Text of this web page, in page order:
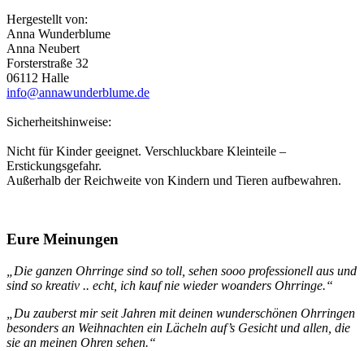
Hergestellt von:
Anna Wunderblume
Anna Neubert
Forsterstraße 32
06112 Halle
info@annawunderblume.de
Sicherheitshinweise:
Nicht für Kinder geeignet. Verschluckbare Kleinteile –
Erstickungsgefahr.
Außerhalb der Reichweite von Kindern und Tieren aufbewahren.
Eure Meinungen
„Die ganzen Ohrringe sind so toll, sehen sooo professionell aus und
sind so kreativ .. echt, ich kauf nie wieder woanders Ohrringe.“
„Du zauberst mir seit Jahren mit deinen wunderschönen Ohrringen
besonders an Weihnachten ein Lächeln auf’s Gesicht und allen, die
sie an meinen Ohren sehen.“